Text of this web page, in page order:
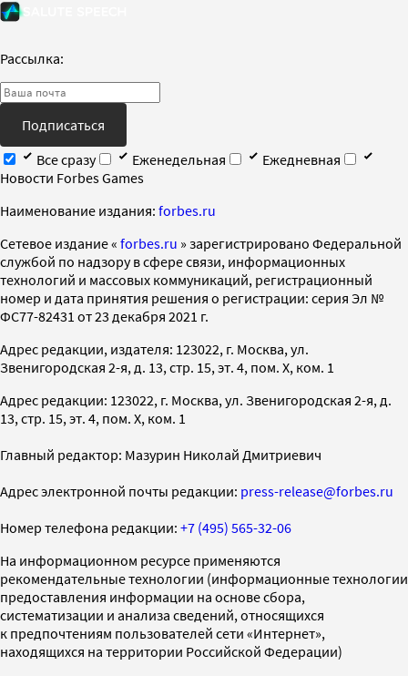
Рассылка:
Подписаться
Все сразу
Еженедельная
Ежедневная
Новости Forbes Games
Наименование издания: forbes.ru
Cетевое издание « forbes.ru » зарегистрировано Федеральной
службой по надзору в сфере связи, информационных
технологий и массовых коммуникаций, регистрационный
номер и дата принятия решения о регистрации: серия Эл №
ФС77-82431 от 23 декабря 2021 г.
Адрес редакции, издателя: 123022, г. Москва, ул.
Звенигородская 2-я, д. 13, стр. 15, эт. 4, пом. X, ком. 1
Адрес редакции: 123022, г. Москва, ул. Звенигородская 2-я, д.
13, стр. 15, эт. 4, пом. X, ком. 1
Главный редактор: Мазурин Николай Дмитриевич
Адрес электронной почты редакции: press-release@forbes.ru
Номер телефона редакции: +7 (495) 565-32-06
На информационном ресурсе применяются
рекомендательные технологии (информационные технологии
предоставления информации на основе сбора,
систематизации и анализа сведений, относящихся
к предпочтениям пользователей сети «Интернет»,
находящихся на территории Российской Федерации)